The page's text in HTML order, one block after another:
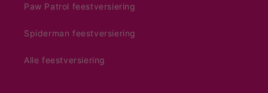
Paw Patrol feestversiering
Spiderman feestversiering
Alle feestversiering